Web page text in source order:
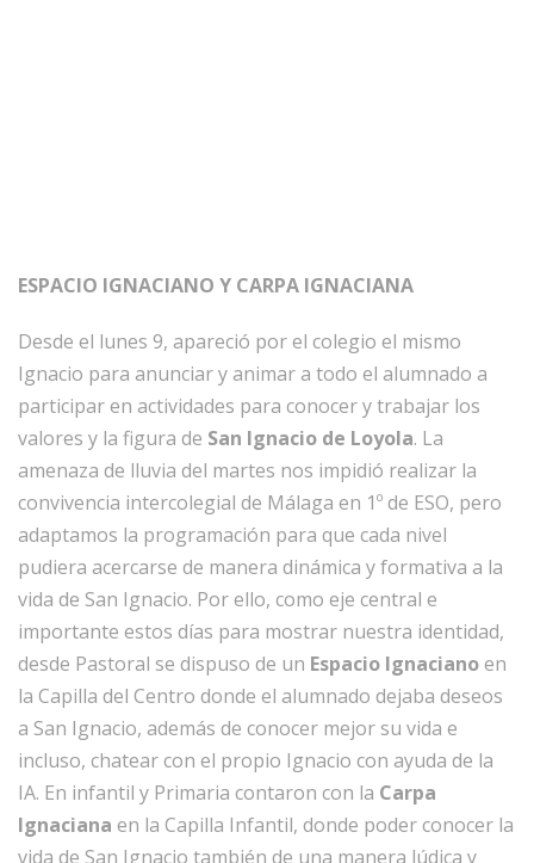
ESPACIO IGNACIANO Y CARPA IGNACIANA
Desde el lunes 9, apareció por el colegio el mismo
Ignacio para anunciar y animar a todo el alumnado a
participar en actividades para conocer y trabajar los
valores y la figura de San Ignacio de Loyola. La
amenaza de lluvia del martes nos impidió realizar la
convivencia intercolegial de Málaga en 1º de ESO, pero
adaptamos la programación para que cada nivel
pudiera acercarse de manera dinámica y formativa a la
vida de San Ignacio. Por ello, como eje central e
importante estos días para mostrar nuestra identidad,
desde Pastoral se dispuso de un Espacio Ignacianoen
la Capilla del Centro donde el alumnado dejaba deseos
a San Ignacio, además de conocer mejor su vida e
incluso, chatear con el propio Ignacio con ayuda de la
IA. En infantil y Primaria contaron con la Carpa
Ignaciana en la Capilla Infantil, donde poder conocer la
vida de San Ignacio también de una manera lúdica y